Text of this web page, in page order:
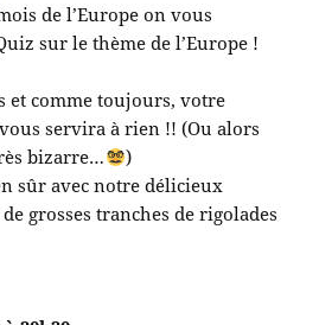
de l’Europe on vous
sur le thème de l’Europe !
et comme toujours, votre
servira à rien !! (Ou alors
bizarre…
)
sûr avec notre délicieux
grosses tranches de rigolades